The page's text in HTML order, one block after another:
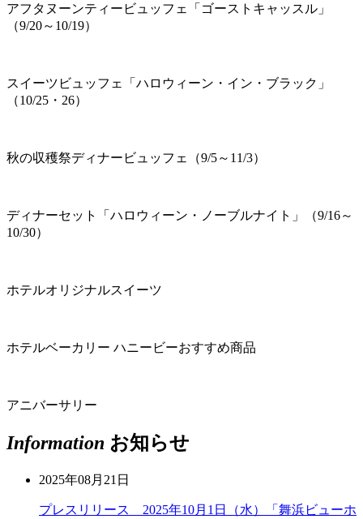
アフタヌーンティービュッフェ「ゴーストキャッスル」
（9/20～10/19）
スイーツビュッフェ「ハロウィーン・イン・ブラック」
（10/25・26）
秋の収穫祭ディナービュッフェ（9/5～11/3）
ディナーセット「ハロウィーン・ノーブルナイト」（9/16～
10/30）
ホテルオリジナルスイーツ
ホテルベーカリー ハニービーおすすめ商品
アニバーサリー
Information お知らせ
2025年08月21日
プレスリリース 2025年10月1日（水）「舞浜ビューホ